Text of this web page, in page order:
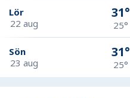
Lör
22 aug
31°
25°
Sön
23 aug
31°
25°